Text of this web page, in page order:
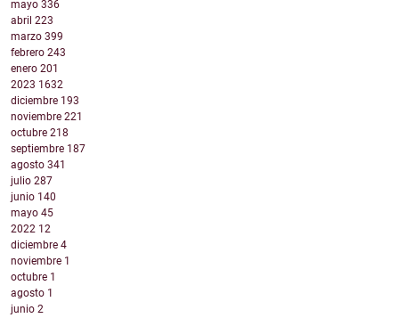
mayo 336
abril 223
marzo 399
febrero 243
enero 201
2023 1632
diciembre 193
noviembre 221
octubre 218
septiembre 187
agosto 341
julio 287
junio 140
mayo 45
2022 12
diciembre 4
noviembre 1
octubre 1
agosto 1
junio 2